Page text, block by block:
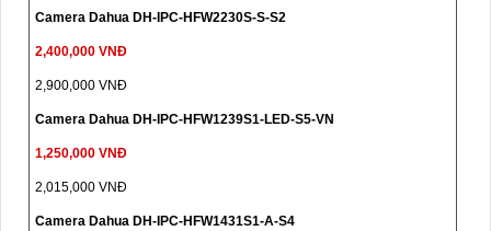
Camera Dahua DH-IPC-HFW2230S-S-S2
2,400,000 VNĐ
2,900,000 VNĐ
Camera Dahua DH-IPC-HFW1239S1-LED-S5-VN
1,250,000 VNĐ
2,015,000 VNĐ
Camera Dahua DH-IPC-HFW1431S1-A-S4